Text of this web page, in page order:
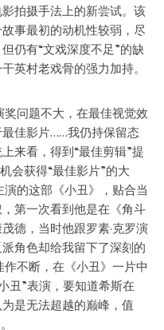
拍摄手法上的新尝试。该
事最初的动机性较弱，尽
仍有“文戏深度不足”的缺
英村老戏骨的强力加持。
奖问题不大，在最佳视觉效
佳影片……我仍持保留态
来看，得到“最佳剪辑”提
会获得“最佳影片”的大
的这部《小丑》，贴合当
第一次看到他是在《角斗
德，当时他跟罗素·克罗演
角色却给我留下了深刻的
作不断，在《小丑》一片中
丑”表演，要知道希斯在
是无法超越的巅峰，值